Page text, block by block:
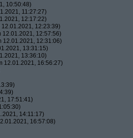
10:50:48)
11:27:27)
12:17:22)
12.01.2021, 12:23:39)
12.01.2021, 12:57:56)
12.01.2021, 12:31:06)
13:31:15)
13:36:10)
12.01.2021, 16:56:27)
17:51:41)
14:11:17)
16:57:08)